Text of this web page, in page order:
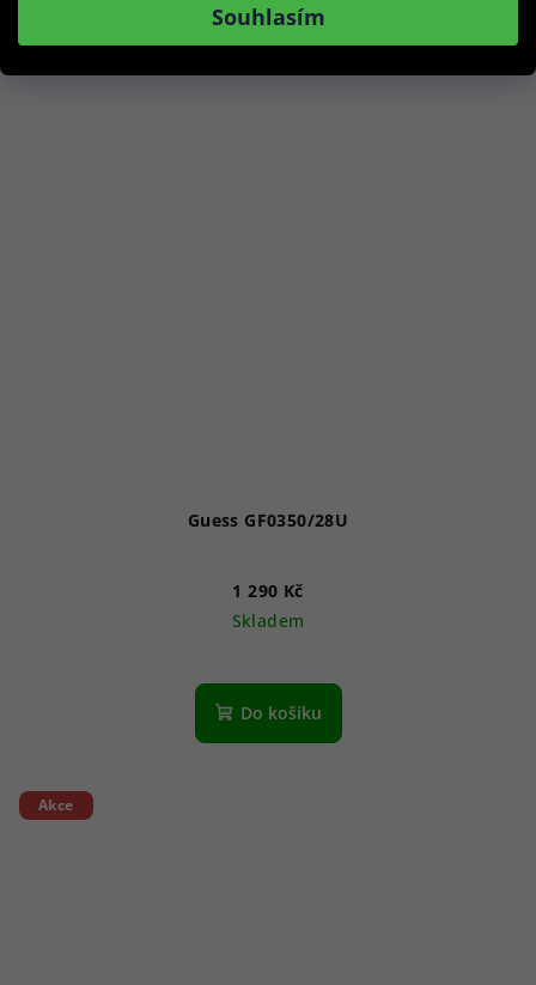
Souhlasím
Guess GF0350/28U
1 290 Kč
Skladem
Do košíku
Akce